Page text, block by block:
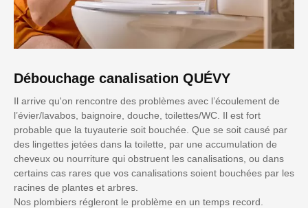
Débouchage canalisation QUÉVY
Il arrive qu'on rencontre des problèmes avec l’écoulement de
l’évier/lavabos, baignoire, douche, toilettes/WC. Il est fort
probable que la tuyauterie soit bouchée. Que se soit causé par
des lingettes jetées dans la toilette, par une accumulation de
cheveux ou nourriture qui obstruent les canalisations, ou dans
certains cas rares que vos canalisations soient bouchées par les
racines de plantes et arbres.
Nos plombiers régleront le problème en un temps record.